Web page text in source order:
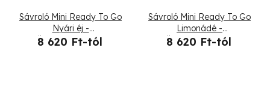
Sávroló Mini Ready To Go
Nyári éj -
Összehajtogatott
8 620 Ft-tól
Sávroló Mini Ready To Go
Limonádé -
Összehajtogatott
8 620 Ft-tól